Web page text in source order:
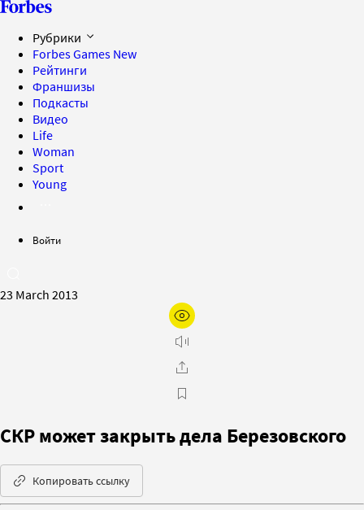
Рубрики
Forbes Games New
Рейтинги
Франшизы
Подкасты
Видео
Life
Woman
Sport
Young
Войти
23 March 2013
СКР может закрыть дела Березовского
Копировать ссылку